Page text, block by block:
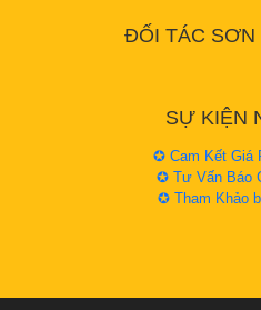
ĐỐI TÁC SƠN
SỰ KIỆN
✪ Cam Kết Giá
✪ Tư Vấn Báo
✪ Tham Khảo